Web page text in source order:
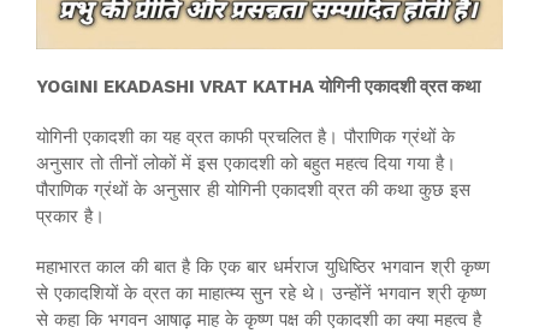
YOGINI EKADASHI VRAT KATHA योगिनी एकादशी व्रत कथा
योगिनी एकादशी का यह व्रत काफी प्रचलित है। पौराणिक ग्रंथों के
अनुसार तो तीनों लोकों में इस एकादशी को बहुत महत्व दिया गया है।
पौराणिक ग्रंथों के अनुसार ही योगिनी एकादशी व्रत की कथा कुछ इस
प्रकार है।
महाभारत काल की बात है कि एक बार धर्मराज युधिष्ठिर भगवान श्री कृष्ण
से एकादशियों के व्रत का माहात्म्य सुन रहे थे। उन्होंनें भगवान श्री कृष्ण
से कहा कि भगवन आषाढ़ माह के कृष्ण पक्ष की एकादशी का क्या महत्व है